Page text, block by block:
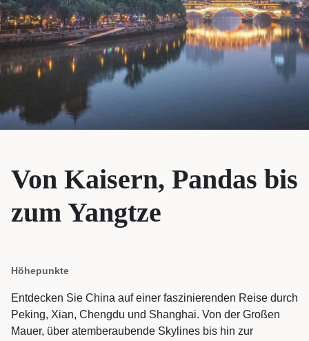
Von Kaisern, Pandas bis
zum Yangtze
Höhepunkte
Entdecken Sie China auf einer faszinierenden Reise durch
Peking, Xian, Chengdu und Shanghai. Von der Großen
Mauer, über atemberaubende Skylines bis hin zur